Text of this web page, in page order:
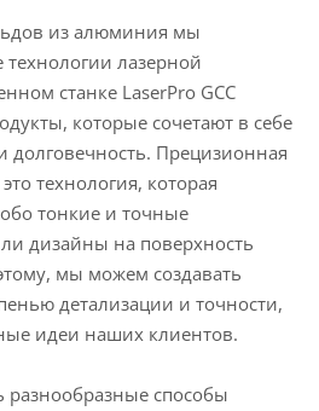
из алюминия мы
лазерной
станке LaserPro GCC
которые сочетают в себе
долговечность. Прецизионная
технология, которая
тонкие и точные
дизайны на поверхность
мы можем создавать
детализации и точности,
идеи наших клиентов.
способы